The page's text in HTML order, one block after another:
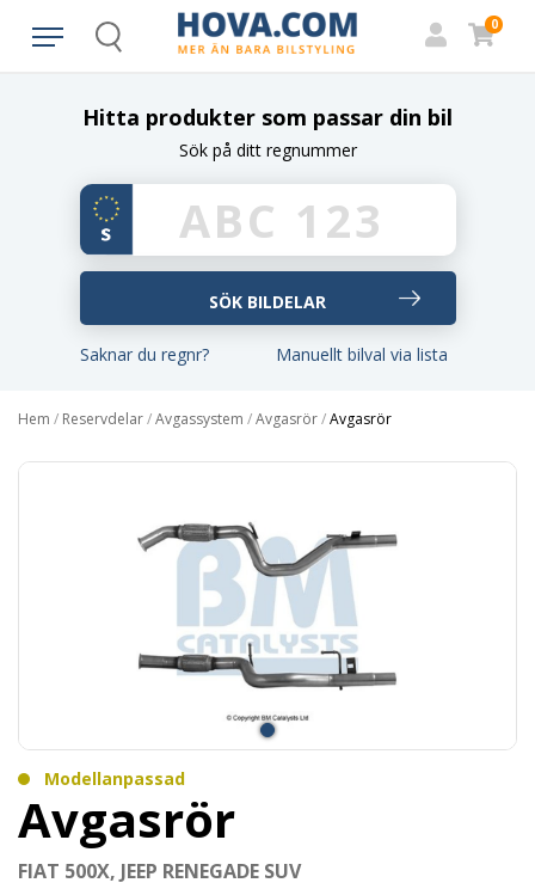
Search
0
Hitta produkter som passar din bil
Sök på ditt regnummer
Saknar du regnr? Manuellt bilval via lista
Hem / Reservdelar/Avgassystem /Avgasrör/Avgasrör
Modellanpassad
Avgasrör
FIAT 500X, JEEP RENEGADE SUV